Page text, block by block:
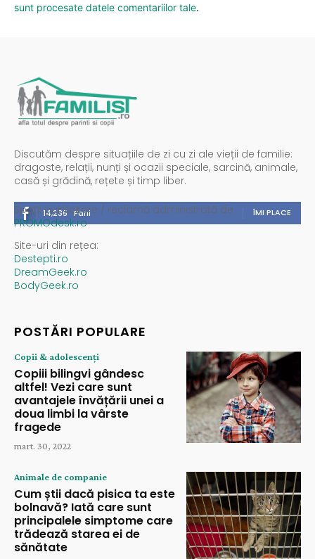
sunt procesate datele comentariilor tale.
Discutăm despre situațiile de zi cu zi ale vieții de familie:
dragoste, relații, nunți și ocazii speciale, sarcină, animale,
casă și grădină, rețete și timp liber.
14,235 Fani ÎMI PLACE
Spații publicitare / reclamă administrată de
PROMOdesk.ro
Site-uri din rețea:
Destepti.ro
DreamGeek.ro
BodyGeek.ro
POSTĂRI POPULARE
Copii & adolescenți
Copiii bilingvi gândesc
altfel! Vezi care sunt
avantajele învățării unei a
doua limbi la vârste
fragede
mart. 30, 2022
Animale de companie
Cum știi dacă pisica ta este
bolnavă? Iată care sunt
principalele simptome care
trădează starea ei de
sănătate